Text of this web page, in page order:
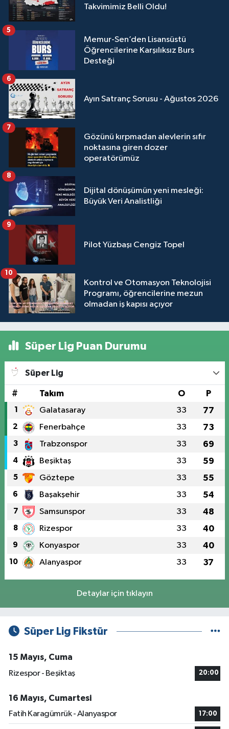
Takvimimiz Belli Oldu!
Memur-Sen’den Lisansüstü
Öğrencilerine Karşılıksız Burs
Desteği
5
Ayın Satranç Sorusu - Ağustos 2026
6
Gözünü kırpmadan alevlerin sıfır
noktasına giren dozer
operatörümüz
7
Dijital dönüşümün yeni mesleği:
Büyük Veri Analistliği
8
Pilot Yüzbaşı Cengiz Topel
9
Kontrol ve Otomasyon Teknolojisi
Programı, öğrencilerine mezun
olmadan iş kapısı açıyor
10
Süper Lig Puan Durumu
Süper Lig
# Takım O P
1 Galatasaray 33 77
2 Fenerbahçe 33 73
3 Trabzonspor 33 69
4 Beşiktaş 33 59
5 Göztepe 33 55
6 Başakşehir 33 54
7 Samsunspor 33 48
8 Rizespor 33 40
9 Konyaspor 33 40
10 Alanyaspor 33 37
Detaylar için tıklayın
Süper Lig Fikstür
15 Mayıs, Cuma
Rizespor - Beşiktaş
20:00
16 Mayıs, Cumartesi
Fatih Karagümrük - Alanyaspor
17:00